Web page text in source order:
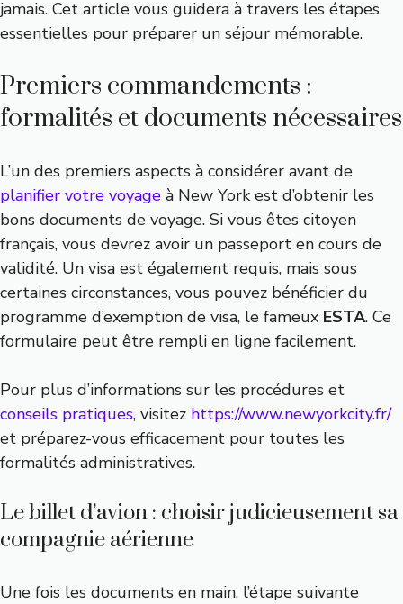
jamais. Cet article vous guidera à travers les étapes
essentielles pour préparer un séjour mémorable.
Premiers commandements :
formalités et documents nécessaires
L’un des premiers aspects à considérer avant de
planifier votre voyage à New York est d’obtenir les
bons documents de voyage. Si vous êtes citoyen
français, vous devrez avoir un passeport en cours de
validité. Un visa est également requis, mais sous
certaines circonstances, vous pouvez bénéficier du
programme d’exemption de visa, le fameux ESTA. Ce
formulaire peut être rempli en ligne facilement.
Pour plus d’informations sur les procédures et
conseils pratiques, visitez https://www.newyorkcity.fr/
et préparez-vous efficacement pour toutes les
formalités administratives.
Le billet d’avion : choisir judicieusement sa
compagnie aérienne
Une fois les documents en main, l’étape suivante